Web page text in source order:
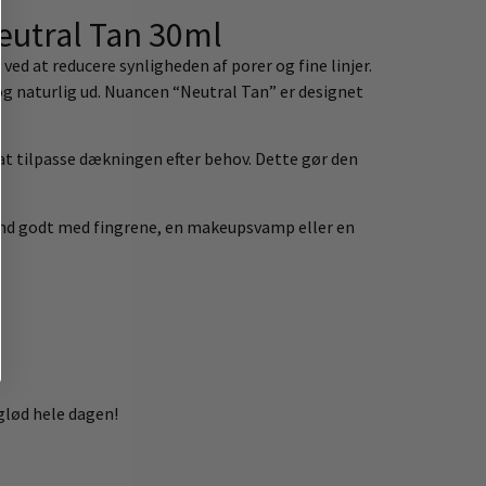
Tan 30ml
at reducere synligheden af porer og fine linjer.
ud. Nuancen “Neutral Tan” er designet
tilpasse dækningen efter behov. Dette gør den
godt med fingrene, en makeupsvamp eller en
hele dagen!